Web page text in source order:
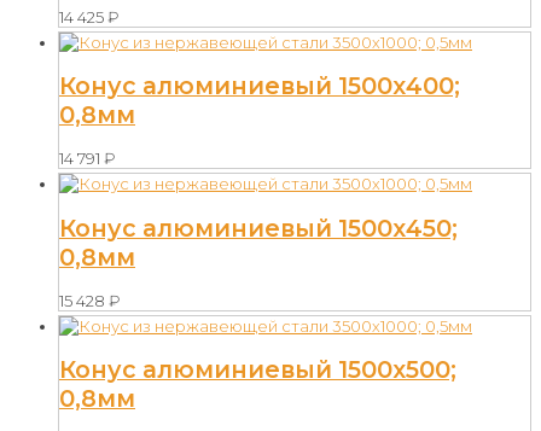
14 425₽
Конус алюминиевый 1500х400;
0,8мм
14 791 ₽
Конус алюминиевый 1500х450;
0,8мм
15 428 ₽
Конус алюминиевый 1500х500;
0,8мм